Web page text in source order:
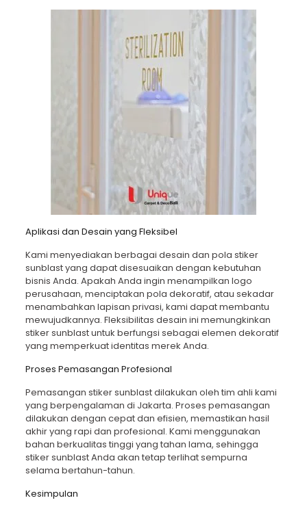
Aplikasi dan Desain yang Fleksibel
Kami menyediakan berbagai desain dan pola stiker
sunblast yang dapat disesuaikan dengan kebutuhan
bisnis Anda. Apakah Anda ingin menampilkan logo
perusahaan, menciptakan pola dekoratif, atau sekadar
menambahkan lapisan privasi, kami dapat membantu
mewujudkannya. Fleksibilitas desain ini memungkinkan
stiker sunblast untuk berfungsi sebagai elemen dekoratif
yang memperkuat identitas merek Anda.
Proses Pemasangan Profesional
Pemasangan stiker sunblastdilakukan oleh tim ahli kami
yang berpengalaman di Jakarta. Proses pemasangan
dilakukan dengan cepat dan efisien, memastikan hasil
akhir yang rapi dan profesional. Kami menggunakan
bahan berkualitas tinggi yang tahan lama, sehingga
stiker sunblast Anda akan tetap terlihat sempurna
selama bertahun-tahun.
Kesimpulan